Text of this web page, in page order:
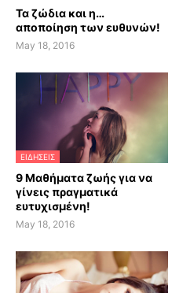
Τα ζώδια και η…
αποποίηση των ευθυνών!
May 18, 2016
ΕΙΔΗΣΕΙΣ
9 Μαθήματα ζωής για να
γίνεις πραγματικά
ευτυχισμένη!
May 18, 2016